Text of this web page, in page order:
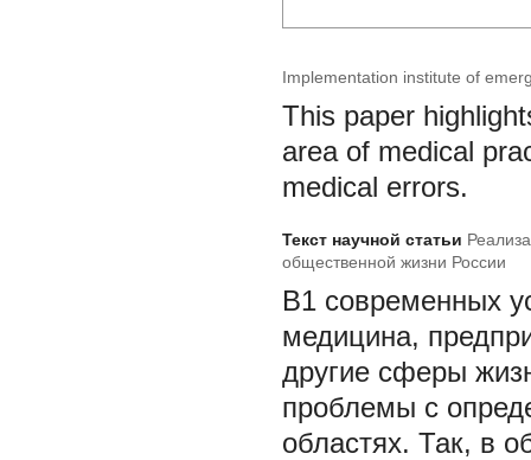
Implementation institute of
This paper
area of medical
medical errors.
Текст научной статьи
общественной жизни России
В1 современных
медицина,
другие сферы
проблемы с
областях. Так, в